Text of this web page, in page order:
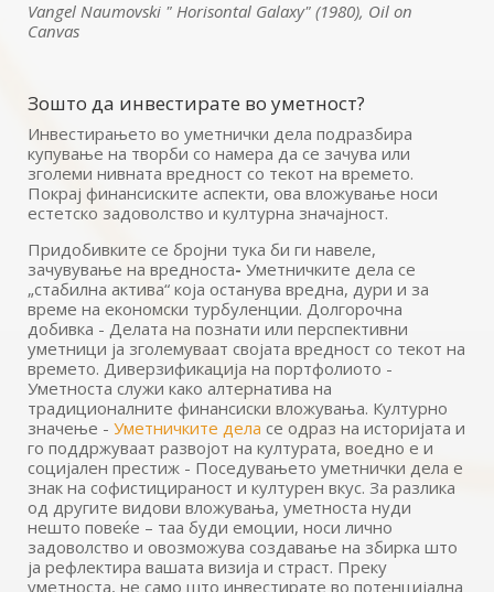
Vangel Naumovski " Horisontal Galaxy" (1980), Oil on
Canvas
Зошто да инвестирате во уметност?
Инвестирањето во уметнички дела подразбира
купување на творби со намера да се зачува или
зголеми нивната вредност со текот на времето.
Покрај финансиските аспекти, ова вложување носи
естетско задоволство и културна значајност.
Придобивките се бројни тука би ги навеле,
зачувување на вредноста- Уметничките дела се
„стабилна актива“ која останува вредна, дури и за
време на економски турбуленции. Долгорочна
добивка - Делата на познати или перспективни
уметници ја зголемуваат својата вредност со текот на
времето. Диверзификација на портфолиото -
Уметноста служи како алтернатива на
традиционалните финансиски вложувања. Културно
значење - Уметничките дела се одраз на историјата и
го поддржуваат развојот на културата, воедно е и
социјален престиж - Поседувањето уметнички дела е
знак на софистицираност и културен вкус. За разлика
од другите видови вложувања, уметноста нуди
нешто повеќе – таа буди емоции, носи лично
задоволство и овозможува создавање на збирка што
ја рефлектира вашата визија и страст. Преку
уметноста, не само што инвестирате во потенцијална